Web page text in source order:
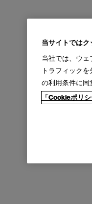
当サイトでは
当社では、ウェ
トラフィック
の利用条件に同
「Cookieポリ